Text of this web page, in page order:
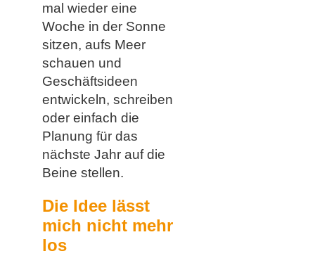
mal wieder eine
Woche in der Sonne
sitzen, aufs Meer
schauen und
Geschäftsideen
entwickeln, schreiben
oder einfach die
Planung für das
nächste Jahr auf die
Beine stellen.
Die Idee lässt
mich nicht mehr
los